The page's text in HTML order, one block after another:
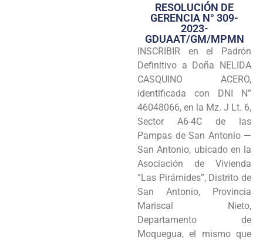
Transparencia
Seguridad
Programas
Intranet
RESOLUCIÓN DE
GERENCIA N° 309-
2023-
GDUAAT/GM/MPMN
INSCRIBIR en el Padrón
Definitivo a Doña NELIDA
CASQUINO ACERO,
identificada con DNI N”
46048066, en la Mz. J Lt. 6,
Sector A6-4C de las
Pampas de San Antonio —
San Antonio, ubicado en la
Asociación de Vivienda
“Las Pirámides”, Distrito de
San Antonio, Provincia
Mariscal Nieto,
Departamento de
Moquegua, el mismo que